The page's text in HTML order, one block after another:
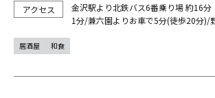
金沢駅より北鉄バス6番乗り場 約16
1分/兼六園よりお車で5分(徒歩20分)/
居酒屋 和食